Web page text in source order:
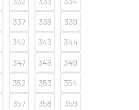
337 338
339
342 343
344
347 348
349
352 353
354
357 358
359